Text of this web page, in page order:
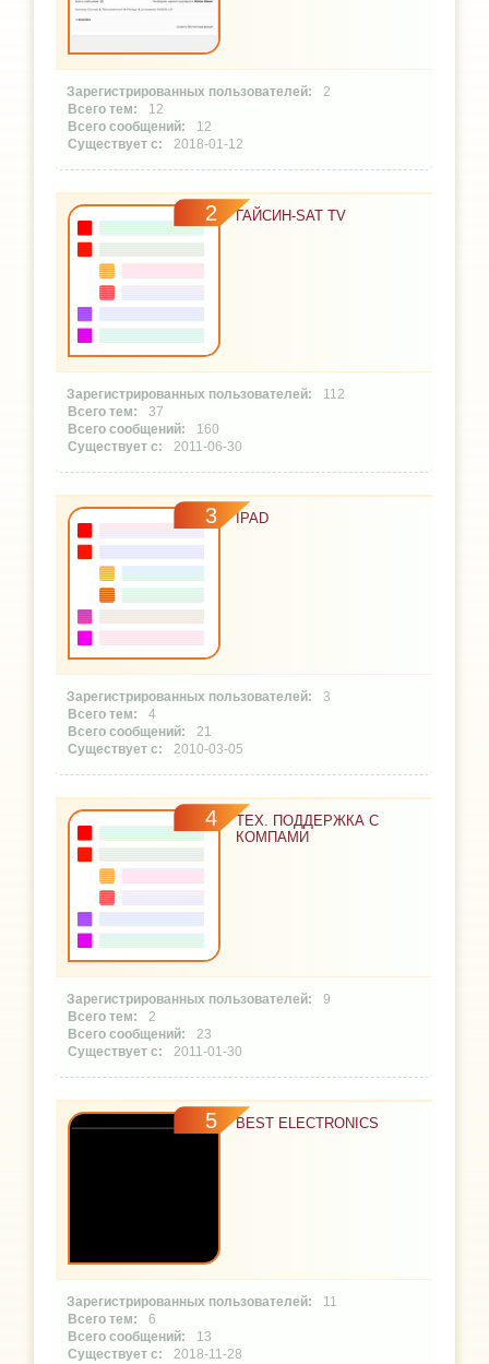
2
12
12
2018-01-12
2 ГАЙСИН-SAT TV
112
37
160
2011-06-30
3 IPAD
3
4
21
2010-03-05
4
ТЕХ. ПОДДЕРЖКА С
КОМПАМИ
9
2
23
2011-01-30
5 BEST ELECTRONICS
11
6
13
2018-11-28